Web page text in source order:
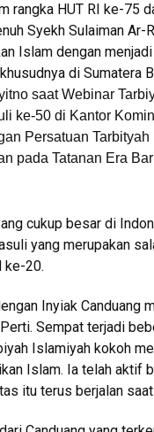
rangka HUT RI ke-75
Syekh Sulaiman
Islam dengan
di Sumatera
saat Webinar
ke-50 di Kantor
Persatuan
pada Tatanan Era
cukup besar di
yang merupakan
ke-20.
Inyiak Canduang
Sempat terjadi
Islamiyah kokoh
Islam. Ia telah aktif
itu terus berjalan